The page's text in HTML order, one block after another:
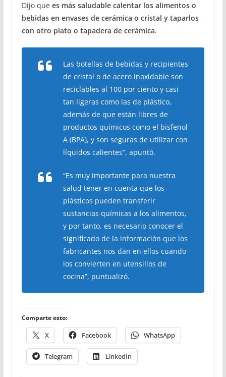
Dijo que es más saludable calentar los alimentos o
bebidas en envases de cerámica o cristal y taparlos
con otro plato o tapadera de cerámica.
Las botellas de bebidas y recipientes
de cristal o de acero inoxidable son
reciclables al 100 por ciento y casi
tan ligeras como las de plástico,
además de que están libres de
productos químicos como el bisfenol
A (BPA), y son seguras de utilizar con
líquidos calientes”, apuntó.
“Es muy importante para nuestra
salud tener en cuenta que los
plásticos pueden transferir
sustancias químicas a los alimentos,
y por tanto, es necesario conocer el
significado de la información que los
fabricantes nos dan en ellos cuando
los convierten en utensilios de
cocina”, puntualizó.
Comparte esto:
X Facebook WhatsApp
Telegram LinkedIn